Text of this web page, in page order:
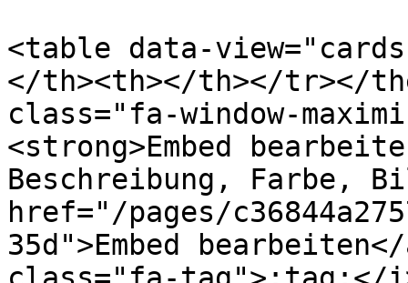
<table data-
</th><th></th></tr></
class="fa-window-
<strong>Embed
Beschreibung, Farbe,
href="/pages/
35d">Embed